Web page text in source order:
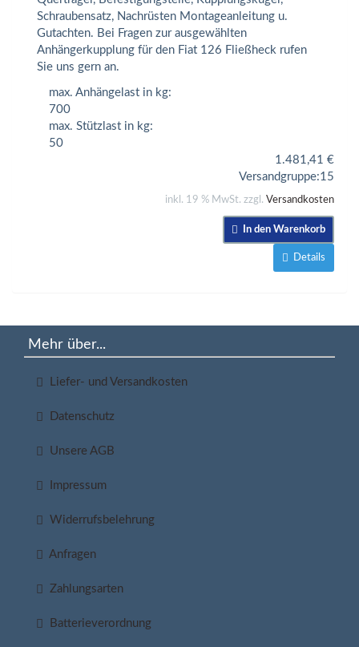
Schraubensatz, Nachrüsten Montageanleitung u.
Gutachten. Bei Fragen zur ausgewählten
Anhängerkupplung für den Fiat 126 Fließheck rufen
Sie uns gern an.
max. Anhängelast in kg:
700
max. Stützlast in kg:
50
1.481,41 €
Versandgruppe:15
inkl. 19 % MwSt. zzgl. Versandkosten
In den Warenkorb
Details
Mehr über...
Liefer- und Versandkosten
Datenschutz
Unsere AGB
Impressum
Widerrufsbelehrung
Anfragen
Zahlungsarten
Batterieverordnung